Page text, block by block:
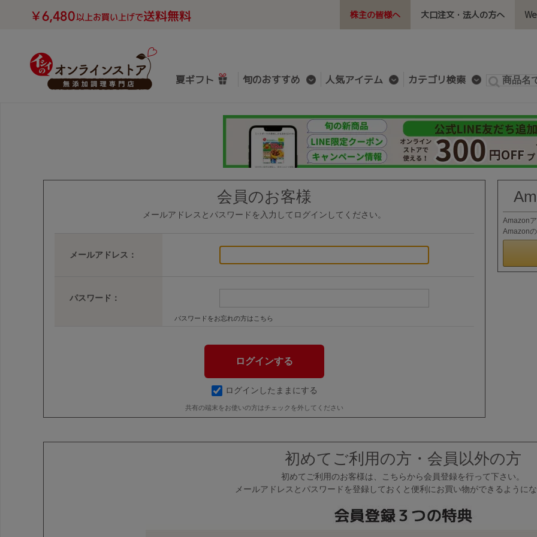
株主の皆様へ 大口注文・法人の方へ
夏ギフト 旬のおすすめ 人気アイテム カテゴリ検索
会員のお客様
メールアドレスとパスワードを入力してログインしてください。
メールアドレス：
パスワード：
パスワードをお忘れの方はこちら
ログインしたままにする
共有の端末をお使いの方はチェックを外してください
Amazon
Amazon
初めてご利用の方・会員以外の方
初めてご利用のお客様は、こちらから会員登録を行って下さい。
メールアドレスとパスワードを登録しておくと便利にお買い物ができるように